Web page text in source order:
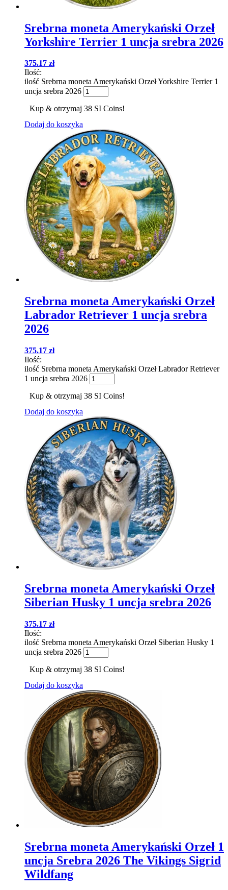
Srebrna moneta Amerykański Orzeł
Yorkshire Terrier 1 uncja srebra 2026
375.17 zł
Ilość:
ilość Srebrna moneta Amerykański Orzeł Yorkshire Terrier 1
uncja srebra 2026
Kup & otrzymaj 38 SI Coins!
Dodaj do koszyka
Srebrna moneta Amerykański Orzeł
Labrador Retriever 1 uncja srebra
2026
375.17 zł
Ilość:
ilość Srebrna moneta Amerykański Orzeł Labrador Retriever
1 uncja srebra 2026
Kup & otrzymaj 38 SI Coins!
Dodaj do koszyka
Srebrna moneta Amerykański Orzeł
Siberian Husky 1 uncja srebra 2026
375.17 zł
Ilość:
ilość Srebrna moneta Amerykański Orzeł Siberian Husky 1
uncja srebra 2026
Kup & otrzymaj 38 SI Coins!
Dodaj do koszyka
Srebrna moneta Amerykański Orzeł 1
uncja Srebra 2026 The Vikings Sigrid
Wildfang